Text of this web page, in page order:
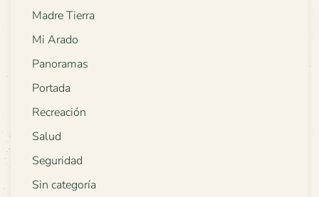
Madre Tierra
Mi Arado
Panoramas
Portada
Recreación
Salud
Seguridad
Sin categoría